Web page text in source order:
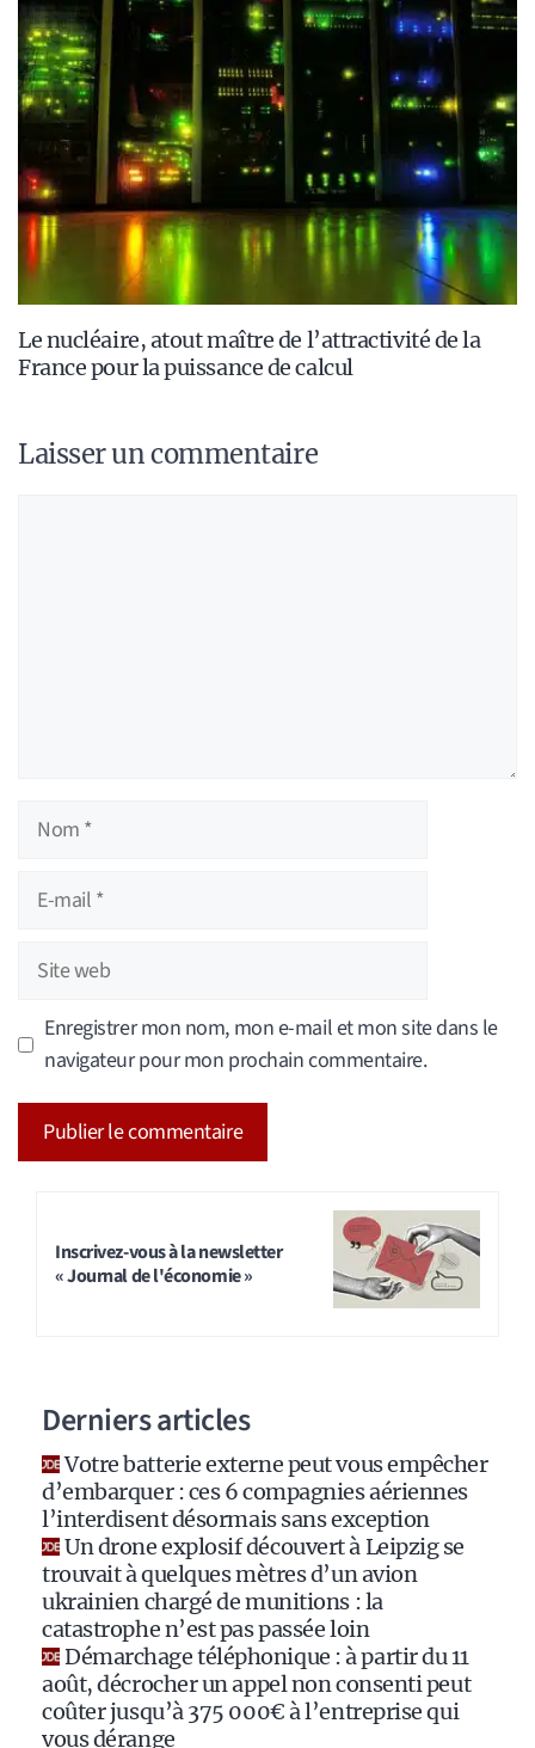
Le nucléaire, atout maître de l’attractivité de la
France pour la puissance de calcul
Laisser un commentaire
Nom
Site
Enregistrer mon nom, mon e-mail et mon site dans le
navigateur pour mon prochain commentaire.
Inscrivez-vous à la newsletter
« Journal de l'économie »
Derniers articles
Votre batterie externe peut vous empêcher
d’embarquer : ces 6 compagnies aériennes
l’interdisent désormais sans exception
Un drone explosif découvert à Leipzig se
trouvait à quelques mètres d’un avion
ukrainien chargé de munitions : la
catastrophe n’est pas passée loin
Démarchage téléphonique : à partir du 11
août, décrocher un appel non consenti peut
coûter jusqu’à 375 000€ à l’entreprise qui
vous dérange